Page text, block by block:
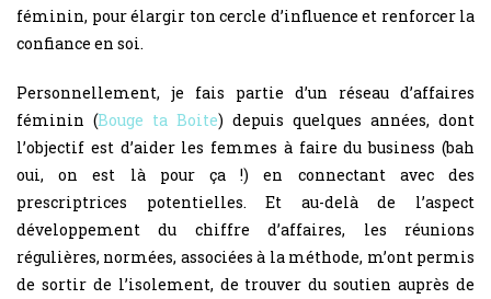
féminin, pour élargir ton cercle d’influence et renforcer la
confiance en soi.
Personnellement, je fais partie d’un réseau d’affaires
féminin (Bouge ta Boite) depuis quelques années, dont
l’objectif est d’aider les femmes à faire du business (bah
oui, on est là pour ça !) en connectant avec des
prescriptrices potentielles. Et au-delà de l’aspect
développement du chiffre d’affaires, les réunions
régulières, normées, associées à la méthode, m’ont permis
de sortir de l’isolement, de trouver du soutien auprès de